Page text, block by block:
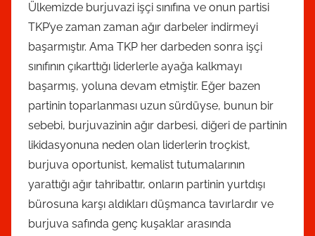
Ülkemizde burjuvazi işçi sınıfına ve onun partisi
TKP’ye zaman zaman ağır darbeler indirmeyi
başarmıştır. Ama TKP her darbeden sonra işçi
sınıfının çıkarttığı liderlerle ayağa kalkmayı
başarmış, yoluna devam etmiştir. Eğer bazen
partinin toparlanması uzun sürdüyse, bunun bir
sebebi, burjuvazinin ağır darbesi, diğeri de partinin
likidasyonuna neden olan liderlerin troçkist,
burjuva oportunist, kemalist tutumalarının
yarattığı ağır tahribattır, onların partinin yurtdışı
bürosuna karşı aldıkları düşmanca tavırlardır ve
burjuva safında genç kuşaklar arasında